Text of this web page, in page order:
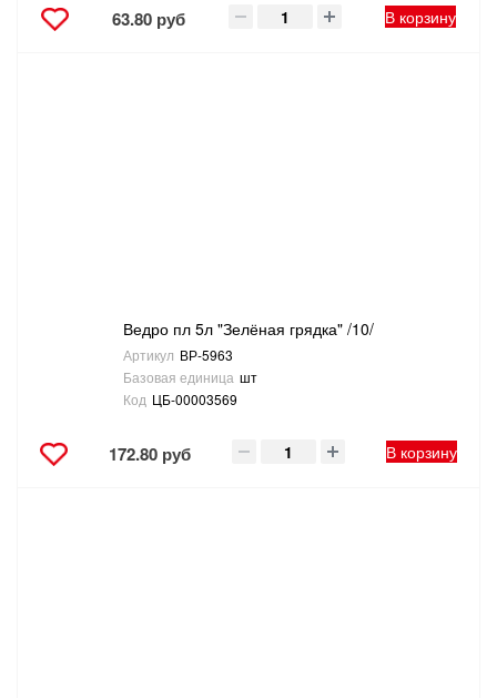
63.80 руб В корзину
Ведро пл 5л "Зелёная грядка" /10/
Артикул ВР-5963
Базовая единица шт
Код ЦБ-00003569
172.80 руб В корзину